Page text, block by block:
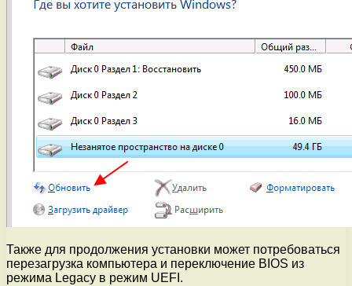
Также для продолжения установки может потребоваться
перезагрузка компьютера и переключение BIOS из
режима Legacy в режим UEFI.